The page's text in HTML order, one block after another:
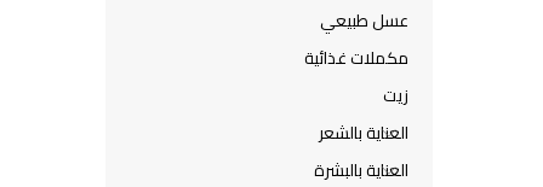
عسل طبيعي
مكملات غذائية
زيت
العناية بالشعر
العناية بالبشرة